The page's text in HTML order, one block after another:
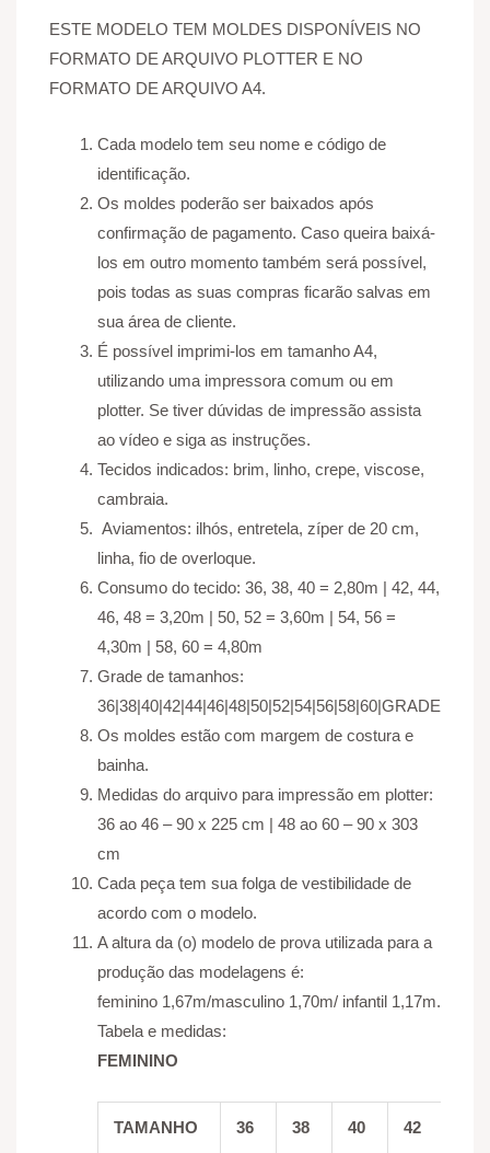
ESTE MODELO TEM MOLDES DISPONÍVEIS NO
FORMATO DE ARQUIVO PLOTTER E NO
FORMATO DE ARQUIVO A4.
Cada modelo tem seu nome e código de
identificação.
Os moldes poderão ser baixados após
confirmação de pagamento. Caso queira baixá-
los em outro momento também será possível,
pois todas as suas compras ficarão salvas em
sua área de cliente.
É possível imprimi-los em tamanho A4,
utilizando uma impressora comum ou em
plotter. Se tiver dúvidas de impressão assista
ao vídeo e siga as instruções.
Tecidos indicados: brim, linho, crepe, viscose,
cambraia.
Aviamentos: ilhós, entretela, zíper de 20 cm,
linha, fio de overloque.
Consumo do tecido: 36, 38, 40 = 2,80m | 42, 44,
46, 48 = 3,20m | 50, 52 = 3,60m | 54, 56 =
4,30m | 58, 60 = 4,80m
Grade de tamanhos:
36|38|40|42|44|46|48|50|52|54|56|58|60|GRADE
Os moldes estão com margem de costura e
bainha.
Medidas do arquivo para impressão em plotter:
36 ao 46 – 90 x 225 cm | 48 ao 60 – 90 x 303
cm
Cada peça tem sua folga de vestibilidade de
acordo com o modelo.
A altura da (o) modelo de prova utilizada para a
produção das modelagens é:
feminino 1,67m/masculino 1,70m/ infantil 1,17m.
Tabela e medidas:
FEMININO
TAMANHO 36 38 40 42